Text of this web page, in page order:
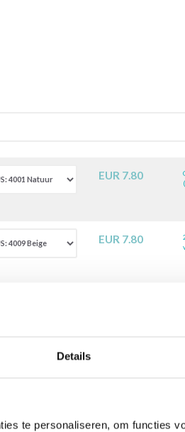
Details
te personaliseren, om functies
EUR 7.80
EUR 7.80